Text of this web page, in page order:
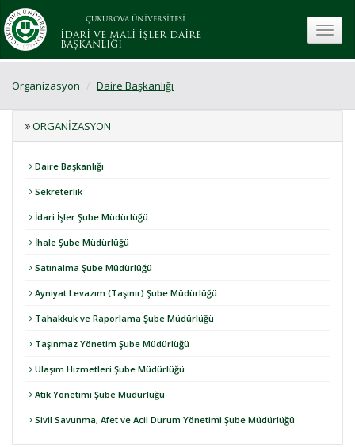
ÇUKUROVA ÜNİVERSİTESİ
İDARİ VE MALİ İŞLER DAİRE
BAŞKANLIĞI
Organizasyon Daire Başkanlığı
ORGANIZASYON
Daire Başkanlığı
Sekreterlik
İdari İşler Şube Müdürlüğü
İhale Şube Müdürlüğü
Satınalma Şube Müdürlüğü
Ayniyat Levazım (Taşınır) Şube Müdürlüğü
Tahakkuk ve Raporlama Şube Müdürlüğü
Taşınmaz Yönetim Şube Müdürlüğü
Ulaşım Hizmetleri Şube Müdürlüğü
Atık Yönetimi Şube Müdürlüğü
Sivil Savunma, Afet ve Acil Durum Yönetimi Şube Müdürlüğü